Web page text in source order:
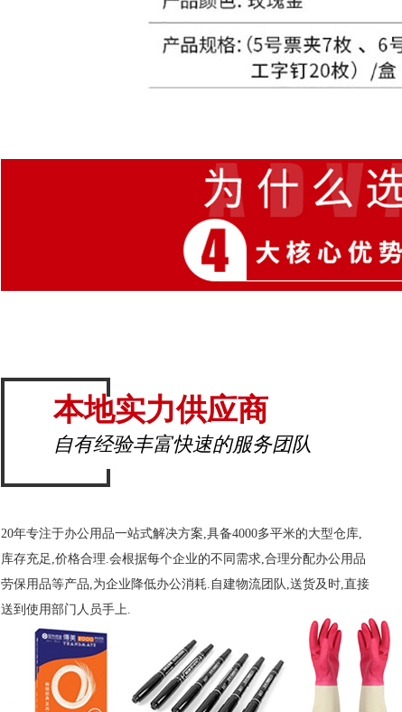
本地实力供应商
自有经验丰富快速的服务团队
20年专注于办公用品一站式解决方案,具备4000多平米的大型仓库,
库存充足,价格合理.会根据每个企业的不同需求,合理分配办公用品
劳保用品等产品,为企业降低办公消耗.自建物流团队,送货及时,直接
送到使用部门人员手上.